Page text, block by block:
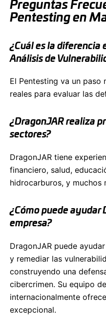
Preguntas
Pentesting en
¿Cuál es la diferencia
Análisis de
El Pentesting va un paso
reales para evaluar las
¿DragonJAR realiza
sectores?
DragonJAR tiene
financiero, salud,
hidrocarburos, y muchos
¿Cómo puede ayudar
empresa?
DragonJAR puede
y remediar las
construyendo una
cibercrimen. Su equipo
internacionalmente
excepcional.